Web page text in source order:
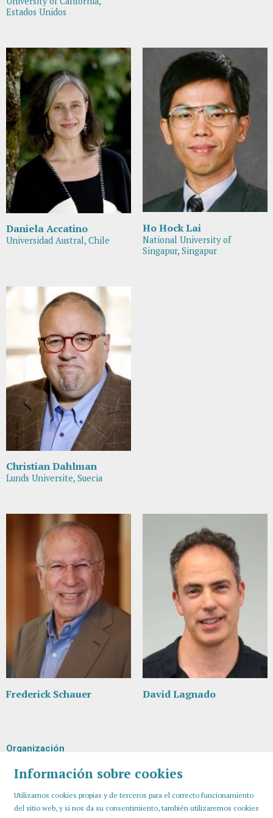
Estados Unidos
Daniela Accatino
Universidad Austral, Chile
Ho Hock Lai
National University of
Singapur, Singapur
Christian Dahlman
Lunds Universite, Suecia
Frederick Schauer David Lagnado
Organización
Información sobre cookies
Utilizamos cookies propias y de terceros para el correcto funcionamiento
del sitio web, y si nos da su consentimiento, también utilizaremos cookies